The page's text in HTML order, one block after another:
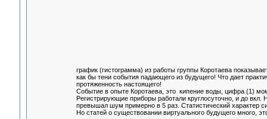
график (гистограмма) из работы группы Коротаева
как бы тени события падающего из будущего! Что дает
протяженность настоящего!
Событие в опыте Коротаева, это кипение воды, цифра (1)
Регистрирующие приборы работали круглосуточно, и до
превышал шум примерно в 5 раз. Статистический характер
Но статей о существовании виртуального будущего много,